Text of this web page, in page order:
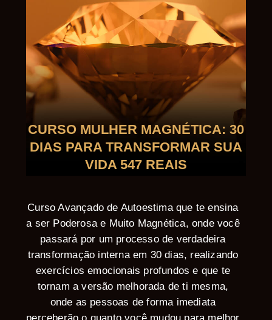
CURSO MULHER MAGNÉTICA: 30
DIAS PARA TRANSFORMAR SUA
VIDA 547 REAIS
Curso Avançado de Autoestima que te ensina
a ser Poderosa e Muito Magnética, onde você
passará por um processo de verdadeira
transformação interna em 30 dias, realizando
exercícios emocionais profundos e que te
tornam a versão melhorada de ti mesma,
onde as pessoas de forma imediata